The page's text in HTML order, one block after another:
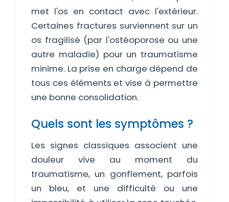
met l'os en contact avec l'extérieur.
Certaines fractures surviennent sur un
os fragilisé (par l'ostéoporose ou une
autre maladie) pour un traumatisme
minime. La prise en charge dépend de
tous ces éléments et vise à permettre
une bonne consolidation.
Quels sont les symptômes ?
Les signes classiques associent une
douleur vive au moment du
traumatisme, un gonflement, parfois
un bleu, et une difficulté ou une